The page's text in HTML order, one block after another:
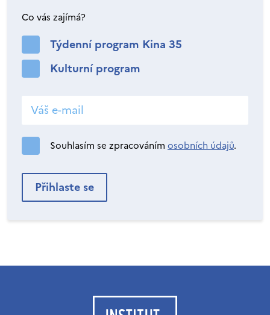
Co vás zajímá?
Týdenní program Kina 35
Kulturní program
Souhlasím se zpracováním osobních údajů.